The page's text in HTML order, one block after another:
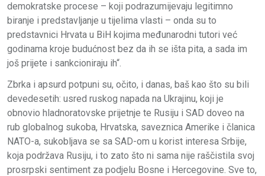
demokratske procese – koji podrazumijevaju legitimno
biranje i predstavljanje u tijelima vlasti – onda su to
predstavnici Hrvata u BiH kojima međunarodni tutori već
godinama kroje budućnost bez da ih se išta pita, a sada im
još prijete i sankcioniraju ih“.
Zbrka i apsurd potpuni su, očito, i danas, baš kao što su bili
devedesetih: usred ruskog napada na Ukrajinu, koji je
obnovio hladnoratovske prijetnje te Rusiju i SAD doveo na
rub globalnog sukoba, Hrvatska, saveznica Amerike i članica
NATO-a, sukobljava se sa SAD-om u korist interesa Srbije,
koja podržava Rusiju, i to zato što ni sama nije raščistila svoj
prosrpski sentiment za podjelu Bosne i Hercegovine. Sve to,